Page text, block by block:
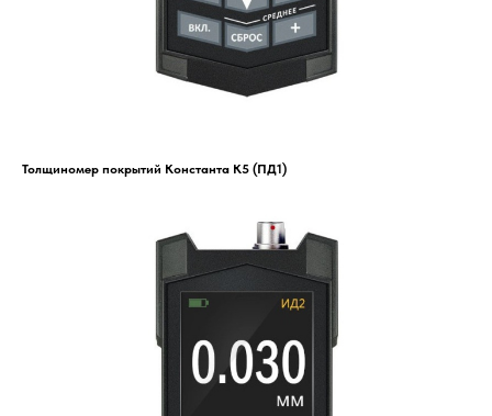
Толщиномер покрытий Константа К5 (ПД1)